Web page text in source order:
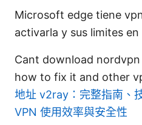
Microsoft edge tiene
activarla y sus limites
Cant download
how to fix it and other
地址 v2ray：完整指南、
VPN 使用效率與安全性